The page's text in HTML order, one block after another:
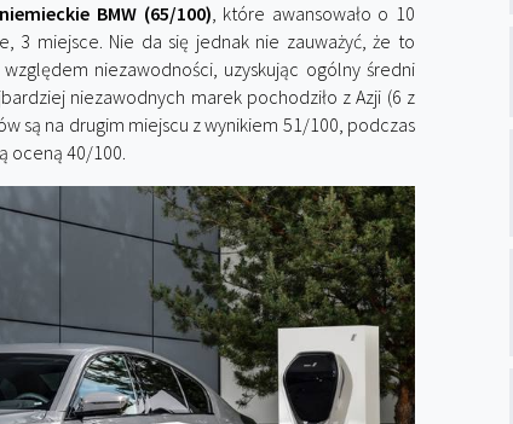
BMW (65/100), które awansowało o 10
3 miejsce. Nie da się jednak nie zauważyć, że to
niezawodności, uzyskując ogólny średni
niezawodnych marek pochodziło z Azji (6 z
są na drugim miejscu z wynikiem 51/100, podczas
oceną 40/100.